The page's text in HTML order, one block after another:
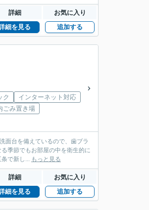
詳細 お気に入り
細を見る 追加する
ク
インターネット対応
ごみ置き場
面台を備えているので、歯ブラ
季節でもお部屋の中を衛生的に
で新し... もっと見る
詳細 お気に入り
細を見る 追加する